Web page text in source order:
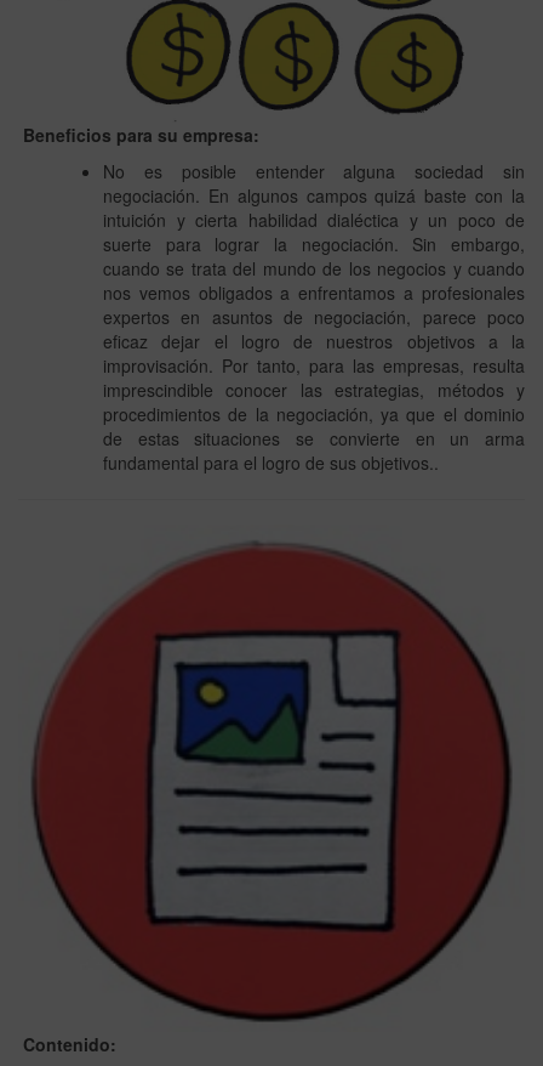
Beneficios para su empresa:
No es posible entender alguna sociedad sin
negociación. En algunos campos quizá baste con la
intuición y cierta habilidad dialéctica y un poco de
suerte para lograr la negociación. Sin embargo,
cuando se trata del mundo de los negocios y cuando
nos vemos obligados a enfrentamos a profesionales
expertos en asuntos de negociación, parece poco
eficaz dejar el logro de nuestros objetivos a la
improvisación. Por tanto, para las empresas, resulta
imprescindible conocer las estrategias, métodos y
procedimientos de la negociación, ya que el dominio
de estas situaciones se convierte en un arma
fundamental para el logro de sus objetivos..
Contenido: